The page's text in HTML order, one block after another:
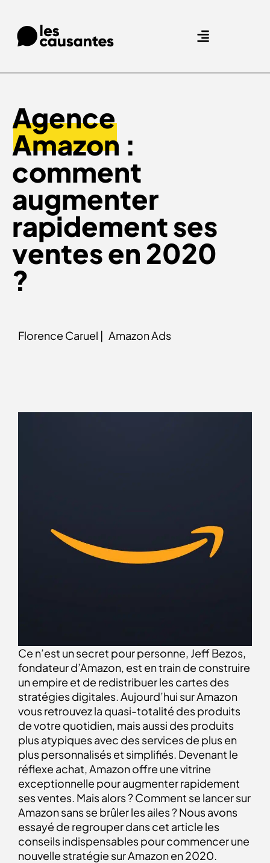
Agence
Amazon :
comment
augmenter
rapidement ses
ventes en 2020
?
Florence Caruel | Amazon Ads
Ce n’est un secret pour personne, Jeff Bezos,
fondateur d’Amazon, est en train de construire
un empire et de redistribuer les cartes des
stratégies digitales. Aujourd’hui sur Amazon
vous retrouvez la quasi-totalité des produits
de votre quotidien, mais aussi des produits
plus atypiques avec des services de plus en
plus personnalisés et simplifiés. Devenant le
réflexe achat, Amazon offre une vitrine
exceptionnelle pour augmenter rapidement
ses ventes. Mais alors ? Comment se lancer sur
Amazon sans se brûler les ailes ? Nous avons
essayé de regrouper dans cet article les
conseils indispensables pour commencer une
nouvelle stratégie sur Amazon en 2020.